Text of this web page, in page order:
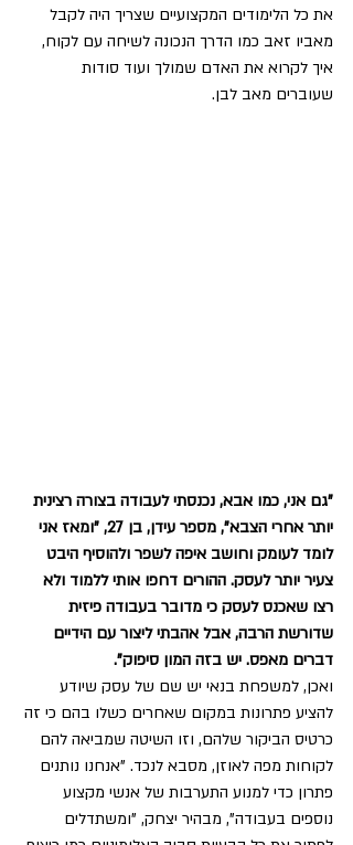
את כל הלימודים המקצועיים שצריך היה לקבל
מאביו זאב כמו הדרך הנכונה לשיחה עם לקוח,
איך לקרוא את האדם שמולך ועוד סודות
שעוברים מאב לבן.
"גם אני, כמו אבא, נכנסתי לעבודה בצורה רצינית
יותר אחרי הצבא", מספר עידן, בן 27, "ומאז אני
לומד לעומק וחושב איפה לשפר ולהוסיף היבט
צעיר יותר לעסק. ההורים דחפו אותי ללמוד ולא
רצו שאכנס לעסק כי מדובר בעבודה פיזית
שדורשת הרבה, אבל אהבתי ליצור עם הידיים
דברים מאפס. יש בזה המון סיפוק".
ואכן, למשפחת בנאי יש שם של עסק שיודע
להציע פתרונות במקום שאחרים כשלו בהם כי זה
כרטיס הביקור שלהם, וזו השיטה שמביאה להם
לקוחות מפה לאוזן, מסבא לנכד. "אנחנו נותנים
פתרון כדי למנוע התערבות של אנשי מקצוע
נוספים בעבודה", מבהיר יצחק, "ומשתדלים